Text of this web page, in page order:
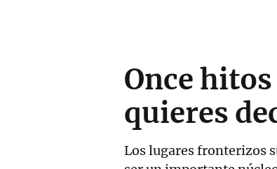
Once
quieres
Los lugares fronterizos